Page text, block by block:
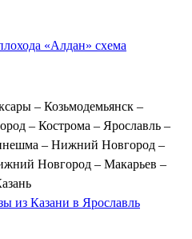
«Алдан» схема
– Козьмодемьянск –
– Кострома – Ярославль –
– Нижний Новгород –
Новгород – Макарьев –
из Казани в Ярославль